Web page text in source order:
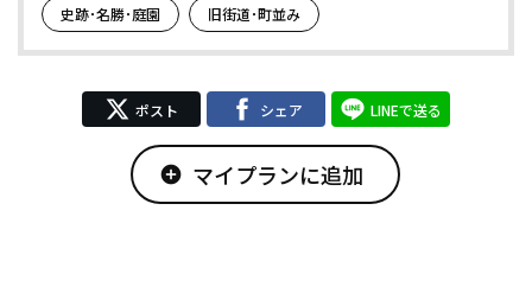
史跡･名勝･庭園 旧街道･町並み
ポスト シェア LINEで送る
add_circle マイプランに追加